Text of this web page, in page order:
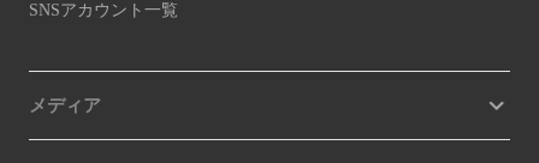
SNSアカウント一覧
メディア